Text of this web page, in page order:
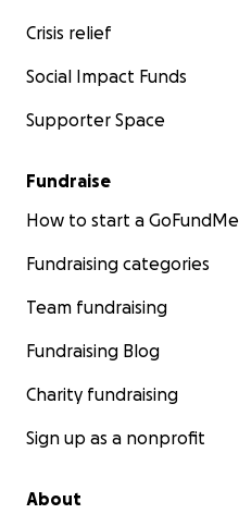
Crisis relief
Social Impact Funds
Supporter Space
Fundraise
How to start a GoFundMe
Fundraising categories
Team fundraising
Fundraising Blog
Charity fundraising
Sign up as a nonprofit
About